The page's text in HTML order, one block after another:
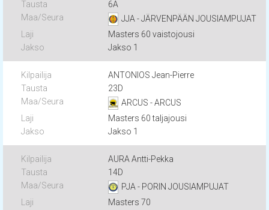
6A
JJA - JÄRVENPÄÄN JOUSIAMPUJAT
Masters 60 vaistojousi
Jakso 1
ANTONIOS Jean-Pierre
23D
ARCUS - ARCUS
Masters 60 taljajousi
Jakso 1
AURA Antti-Pekka
14D
PJA - PORIN JOUSIAMPUJAT
Masters 70